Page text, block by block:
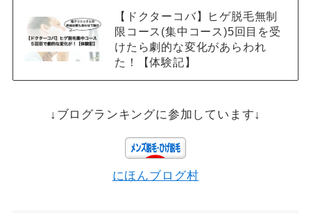
【ドクターコバ】ヒゲ脱毛無制
限コース(集中コース)5回目を受
けたら劇的な変化があらわれ
た！【体験記】
↓ブログランキングに参加しています↓
にほんブログ村